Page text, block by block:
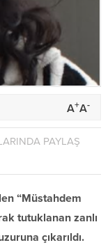
A+A-
PAYLAŞ
“Müstahdem
tutuklanan zanlı
çıkarıldı.